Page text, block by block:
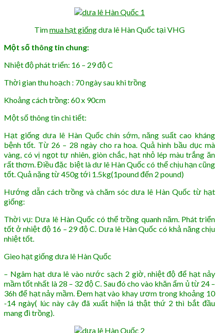
Tìmmua hạt giốngdưa lê Hàn Quốc tại VHG
Một số thông tin chung:
Nhiệt độ phát triển: 16 – 29 độ C
Thời gian thu hoạch : 70 ngày sau khi trồng
Khoảng cách trồng: 60 x 90cm
Một số thông tin chi tiết:
Hạt giống dưa lê Hàn Quốc chín sớm, năng suất cao kháng
bệnh tốt. Từ 26 – 28 ngày cho ra hoa. Quả hình bầu dục mà
vàng, có vị ngọt tự nhiên, giòn chắc, hạt nhỏ lép màu trắng ăn
rất thơm. Điều đặc biệt là dư lê Hàn Quốc có thể chịu hạn cũng
tốt. Quả nặng từ 450g tới 1.5kg(1pound đến 2 pound)
Hướng dẫn cách trồng và chăm sóc dưa lê Hàn Quốc từ hạt
giống:
Thời vụ: Dưa lê Hàn Quốc có thể trồng quanh năm. Phát triển
tốt ở nhiệt độ 16 – 29 độ C. Dưa lê Hàn Quốc có khả năng chịu
nhiệt tốt.
Gieo hạt giống dưa lê Hàn Quốc
– Ngâm hạt dưa lê vào nước sạch 2 giờ, nhiệt độ để hạt nảy
mầm tốt nhất là 28 – 32 độ C. Sau đó cho vào khăn ẩm ủ từ 24 –
36h để hạt nảy mầm. Đem hạt vào khay ươm trong khoảng 10
-14 ngày( lúc này cây đã xuất hiện lá thật thứ 2 thì bắt đầu
mang đi trồng).